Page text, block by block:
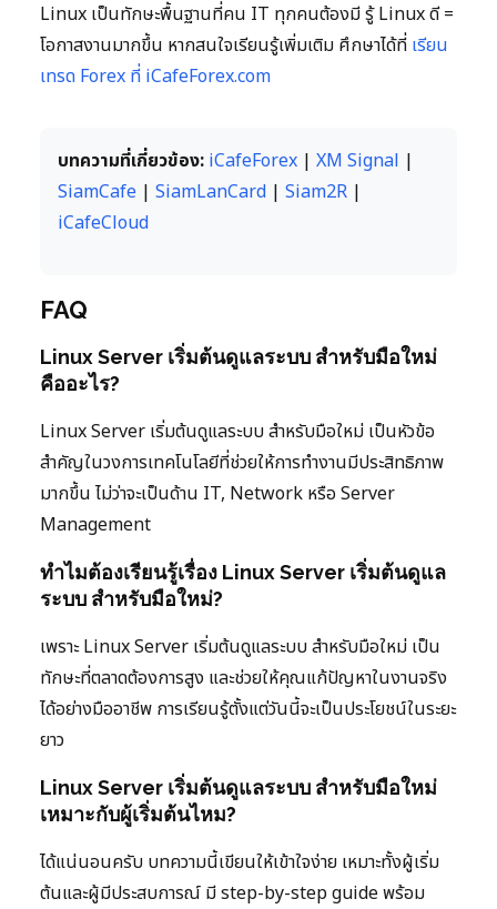
Linux เป็นทักษะพื้นฐานที่คน IT ทุกคนต้องมี รู้ Linux ดี =
โอกาสงานมากขึ้น หากสนใจเรียนรู้เพิ่มเติม ศึกษาได้ที่ เรียน
เทรด Forex ที่ iCafeForex.com
บทความที่เกี่ยวข้อง: iCafeForex | XM Signal |
SiamCafe | SiamLanCard | Siam2R |
iCafeCloud
FAQ
Linux Server เริ่มต้นดูแลระบบ สำหรับมือใหม่
คืออะไร?
Linux Server เริ่มต้นดูแลระบบ สำหรับมือใหม่ เป็นหัวข้อ
สำคัญในวงการเทคโนโลยีที่ช่วยให้การทำงานมีประสิทธิภาพ
มากขึ้น ไม่ว่าจะเป็นด้าน IT, Network หรือ Server
Management
ทำไมต้องเรียนรู้เรื่อง Linux Server เริ่มต้นดูแล
ระบบ สำหรับมือใหม่?
เพราะ Linux Server เริ่มต้นดูแลระบบ สำหรับมือใหม่ เป็น
ทักษะที่ตลาดต้องการสูง และช่วยให้คุณแก้ปัญหาในงานจริง
ได้อย่างมืออาชีพ การเรียนรู้ตั้งแต่วันนี้จะเป็นประโยชน์ในระยะ
ยาว
Linux Server เริ่มต้นดูแลระบบ สำหรับมือใหม่
เหมาะกับผู้เริ่มต้นไหม?
ได้แน่นอนครับ บทความนี้เขียนให้เข้าใจง่าย เหมาะทั้งผู้เริ่ม
ต้นและผู้มีประสบการณ์ มี step-by-step guide พร้อม